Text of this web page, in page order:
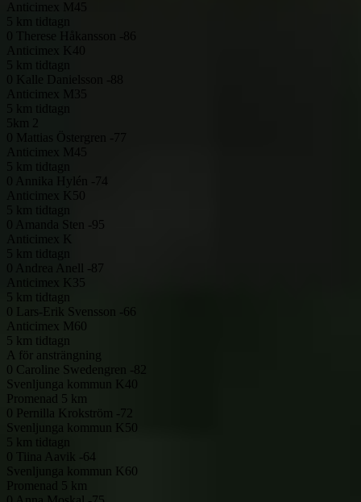
5 km tidtagn
Therese Håkansson -86
Anticimex
5 km tidtagn
Kalle Danielsson -88
Anticimex
5 km tidtagn
5km 2
Mattias Östergren -77
Anticimex
5 km tidtagn
Annika Hylén -74
Anticimex K50
5 km tidtagn
Amanda Sten -95
Anticimex K
5 km tidtagn
Andrea Anell -87
Anticimex K35
5 km tidtagn
0 Lars-Erik Svensson -66
Anticimex M60
5 km tidtagn
A för ansträngning
0 Caroline Swedengren -82
Svenljunga kommun K40
Promenad 5 km
0 Pernilla Krokström -72
Svenljunga kommun K50
5 km tidtagn
0 Tiina Aavik -64
Svenljunga kommun K60
Promenad 5 km